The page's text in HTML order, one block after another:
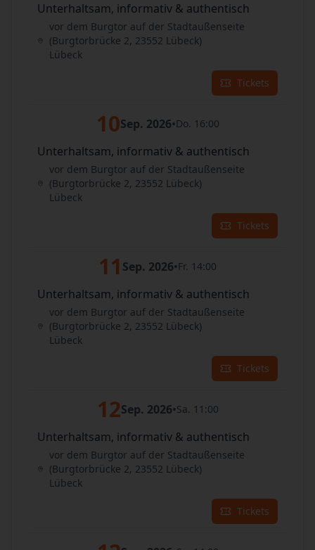
Unterhaltsam, informativ & authentisch
vor dem Burgtor auf der Stadtaußenseite
(Burgtorbrücke 2, 23552 Lübeck)
Lübeck
Tickets
10Sep. 2026•Do. 16:00
Unterhaltsam, informativ & authentisch
vor dem Burgtor auf der Stadtaußenseite
(Burgtorbrücke 2, 23552 Lübeck)
Lübeck
Tickets
11 Sep. 2026•Fr. 14:00
Unterhaltsam, informativ & authentisch
vor dem Burgtor auf der Stadtaußenseite
(Burgtorbrücke 2, 23552 Lübeck)
Lübeck
Tickets
12Sep. 2026•Sa. 11:00
Unterhaltsam, informativ & authentisch
vor dem Burgtor auf der Stadtaußenseite
(Burgtorbrücke 2, 23552 Lübeck)
Lübeck
Tickets